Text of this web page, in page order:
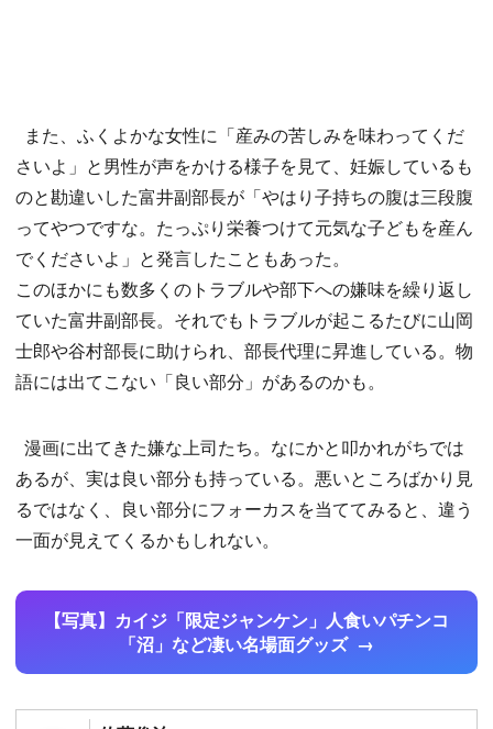
また、ふくよかな女性に「産みの苦しみを味わってくだ
さいよ」と男性が声をかける様子を見て、妊娠しているも
のと勘違いした富井副部長が「やはり子持ちの腹は三段腹
ってやつですな。たっぷり栄養つけて元気な子どもを産ん
でくださいよ」と発言したこともあった。
このほかにも数多くのトラブルや部下への嫌味を繰り返し
ていた富井副部長。それでもトラブルが起こるたびに山岡
士郎や谷村部長に助けられ、部長代理に昇進している。物
語には出てこない「良い部分」があるのかも。
漫画に出てきた嫌な上司たち。なにかと叩かれがちでは
あるが、実は良い部分も持っている。悪いところばかり見
るではなく、良い部分にフォーカスを当ててみると、違う
一面が見えてくるかもしれない。
【写真】カイジ「限定ジャンケン」人食いパチンコ
「沼」など凄い名場面グッズ